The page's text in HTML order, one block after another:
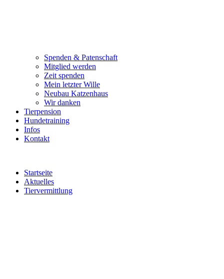
Spenden & Patenschaft
Mitglied werden
Zeit spenden
Mein letzter Wille
Neubau Katzenhaus
Wir danken
Tierpension
Hundetraining
Infos
Kontakt
Startseite
Aktuelles
Tiervermittlung